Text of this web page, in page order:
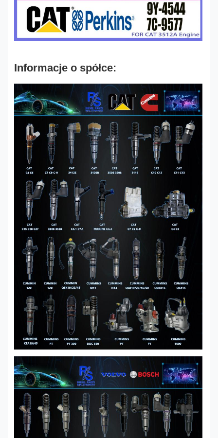
Informacje o spółce: